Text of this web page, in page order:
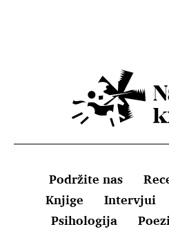
Podržite nas
Knjige
Intervjui
Psihologija